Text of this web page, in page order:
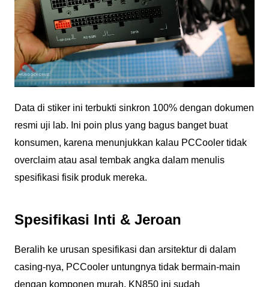
Data di stiker ini terbukti sinkron 100% dengan dokumen
resmi uji lab. Ini poin plus yang bagus banget buat
konsumen, karena menunjukkan kalau PCCooler tidak
overclaim atau asal tembak angka dalam menulis
spesifikasi fisik produk mereka.
Spesifikasi Inti & Jeroan
Beralih ke urusan spesifikasi dan arsitektur di dalam
casing-nya, PCCooler untungnya tidak bermain-main
dengan komponen murah. KN850 ini sudah